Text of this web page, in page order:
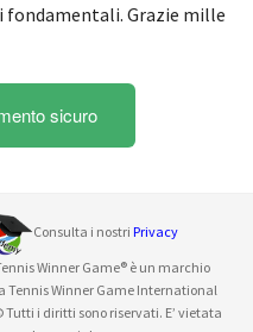
fondamentali. Grazie mille
sicuro
Consulta i nostri Privacy
Winner Game® è un marchio
Tennis Winner Game International
Tutti i diritti sono riservati. E’ vietata